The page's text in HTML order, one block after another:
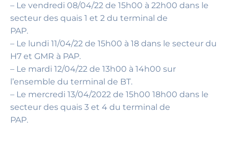
– Le vendredi 08/04/22 de 15h00 à 22h00 dans le
secteur des quais 1 et 2 du terminal de
PAP.
– Le lundi 11/04/22 de 15h00 à 18 dans le secteur du
H7 et GMR à PAP.
– Le mardi 12/04/22 de 13h00 à 14h00 sur
l’ensemble du terminal de BT.
– Le mercredi 13/04/2022 de 15h00 18h00 dans le
secteur des quais 3 et 4 du terminal de
PAP.